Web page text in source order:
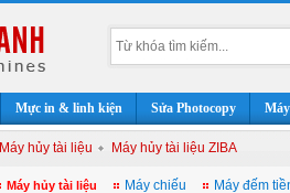
Mực in & linh kiện Sửa Photocopy
Máy hủy tài liệu Máy hủy tài liệu ZIBA
Máy hủy tài liệu Máy chiếu
Máy đếm